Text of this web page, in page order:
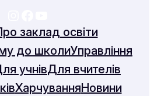
заклад освіти
до школиУправління
учнівДля вчителів
ХарчуванняНовини